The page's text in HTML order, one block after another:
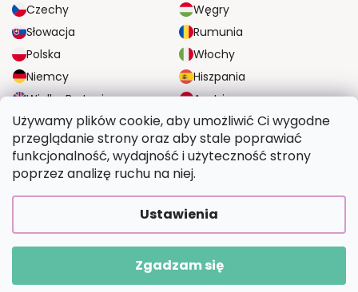
Używamy plików cookie, aby umożliwić Ci wygodne
przeglądanie strony oraz aby stale poprawiać
funkcjonalność, wydajność i użyteczność strony
poprzez analizę ruchu na niej.
Ustawienia
Zgadzam się
Czechy
Węgry
Słowacja
Rumunia
Polska
Włochy
Niemcy
Hiszpania
Wielka Brytania
Austria
NIEZAWODNE OPCJE DOSTAWY
BEZPIECZNE OPCJE PŁATNOŚCI
Opracował Shoptet Premium|UpraviloFV STUDIO
Wymalujtosam.pl. Wszystkie prawa zastrzeżone.